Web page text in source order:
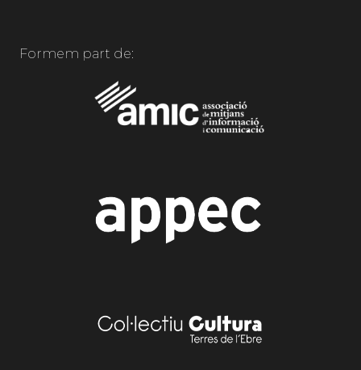
Formem part de: